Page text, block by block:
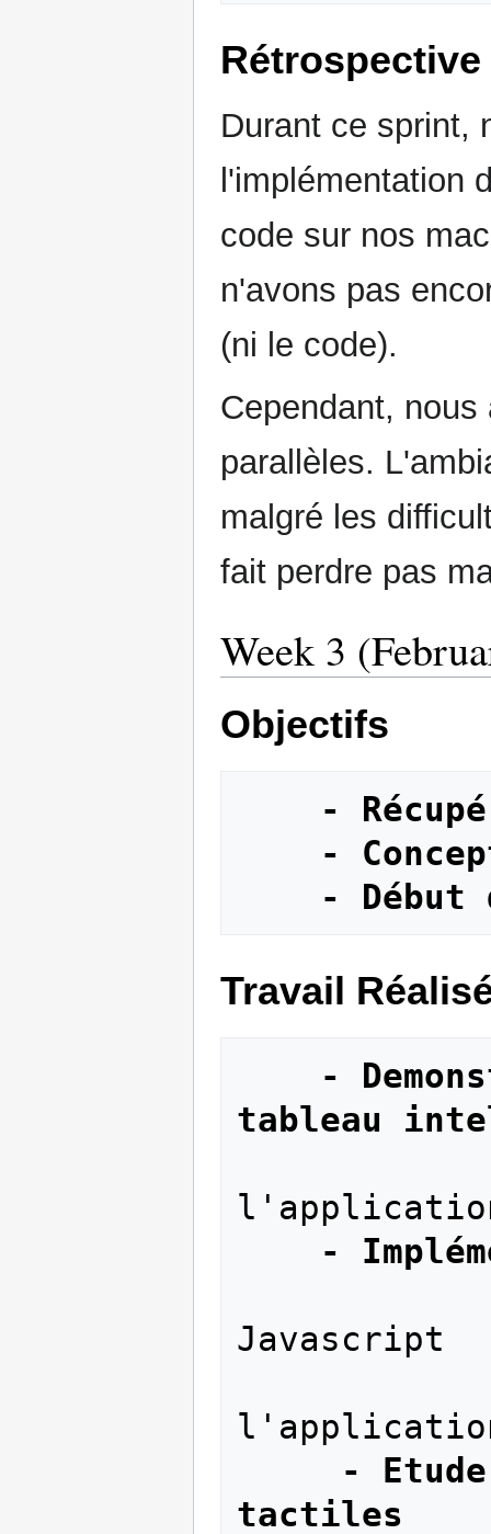
Durant ce sprint,
l'implémentation
code sur nos
n'avons pas
(ni le code).
Cependant,
parallèles.
malgré les
fait perdre pas
Week 3
Objectifs
-
-
- Début
Travail
-
tableau
-
Javascript
-
tactiles